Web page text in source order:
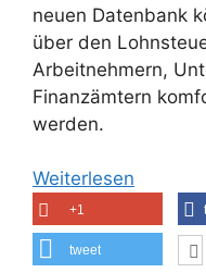
neuen Datenbank
über den
Arbeitnehmern,
Finanzämtern
werden.
Weiterlesen
+1
tweet